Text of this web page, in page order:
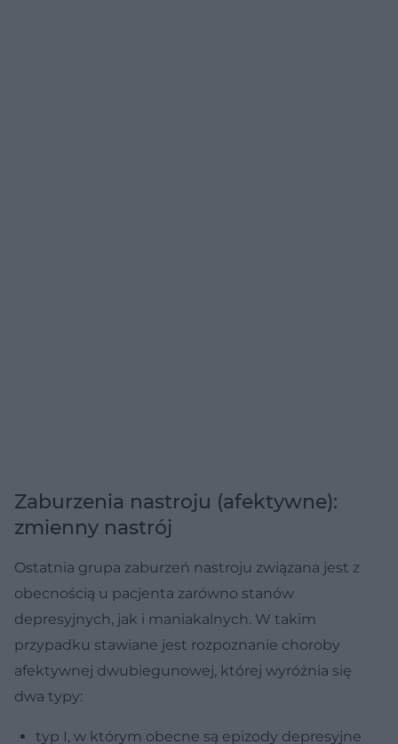
Zaburzenia nastroju (afektywne):
zmienny nastrój
Ostatnia grupa zaburzeń nastroju związana jest z
obecnością u pacjenta zarówno stanów
depresyjnych, jak i maniakalnych. W takim
przypadku stawiane jest rozpoznanie choroby
afektywnej dwubiegunowej, której wyróżnia się
dwa typy:
typ I, w którym obecne są epizody depresyjne